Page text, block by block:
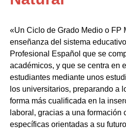
«Un Ciclo de Grado Medio o FP
enseñanza del sistema
Profesional Español que se
académicos, y que se centra en
estudiantes mediante unos
los universitarios, preparando a
forma más cualificada en la
laboral, gracias a una formación
específicas orientadas a su